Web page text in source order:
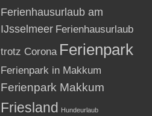
Ferienhausurlaub am
IJsselmeer Ferienhausurlaub
trotz Corona Ferienpark
Ferienpark in Makkum
Ferienpark Makkum
Friesland Hundeurlaub